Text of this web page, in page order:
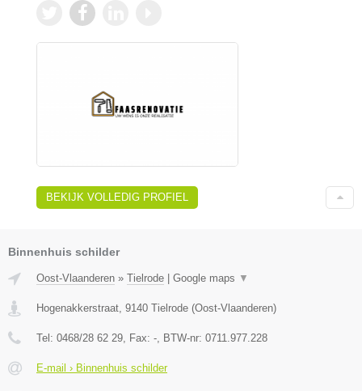
BEKIJK VOLLEDIG PROFIEL
Binnenhuis schilder
Oost-Vlaanderen » Tielrode Google maps ▼
Hogenakkerstraat, 9140 Tielrode (Oost-Vlaanderen)
Tel: 0468/28 62 29, Fax: -, BTW-nr: 0711.977.228
E-mail › Binnenhuis schilder